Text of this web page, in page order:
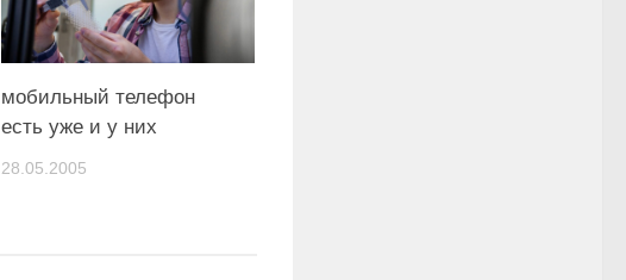
мобильный телефон
есть уже и у них
28.05.2005